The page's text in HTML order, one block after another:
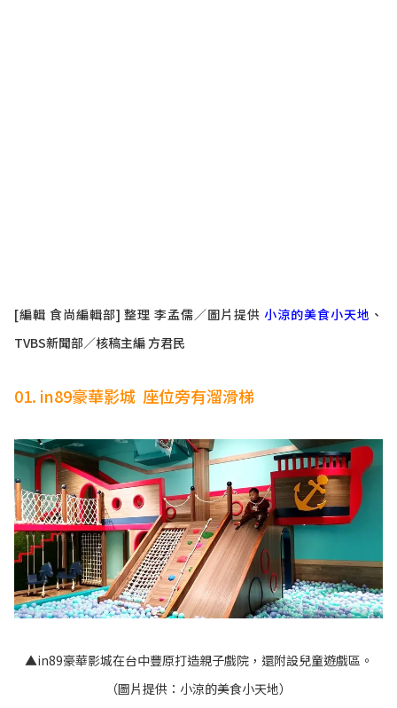
[編輯 食尚編輯部] 整理 李孟儒／圖片提供 小涼的美食小天地 、
TVBS新聞部／核稿主編 方君民
01. in89豪華影城 座位旁有溜滑梯
▲in89豪華影城在台中豐原打造親子戲院，還附設兒童遊戲區。
（圖片提供：小涼的美食小天地）